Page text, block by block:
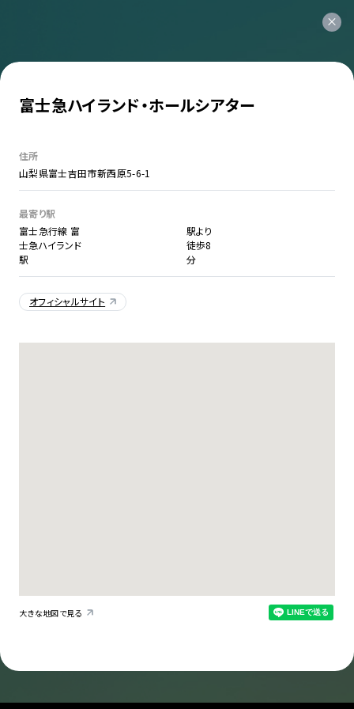
富士急ハイランド・ホールシアター
住所
山梨県富士吉田市新西原5-6-1
最寄り駅
富士急行線 富
士急ハイランド
駅
駅より
徒歩8
分
オフィシャルサイト
大きな地図で見る